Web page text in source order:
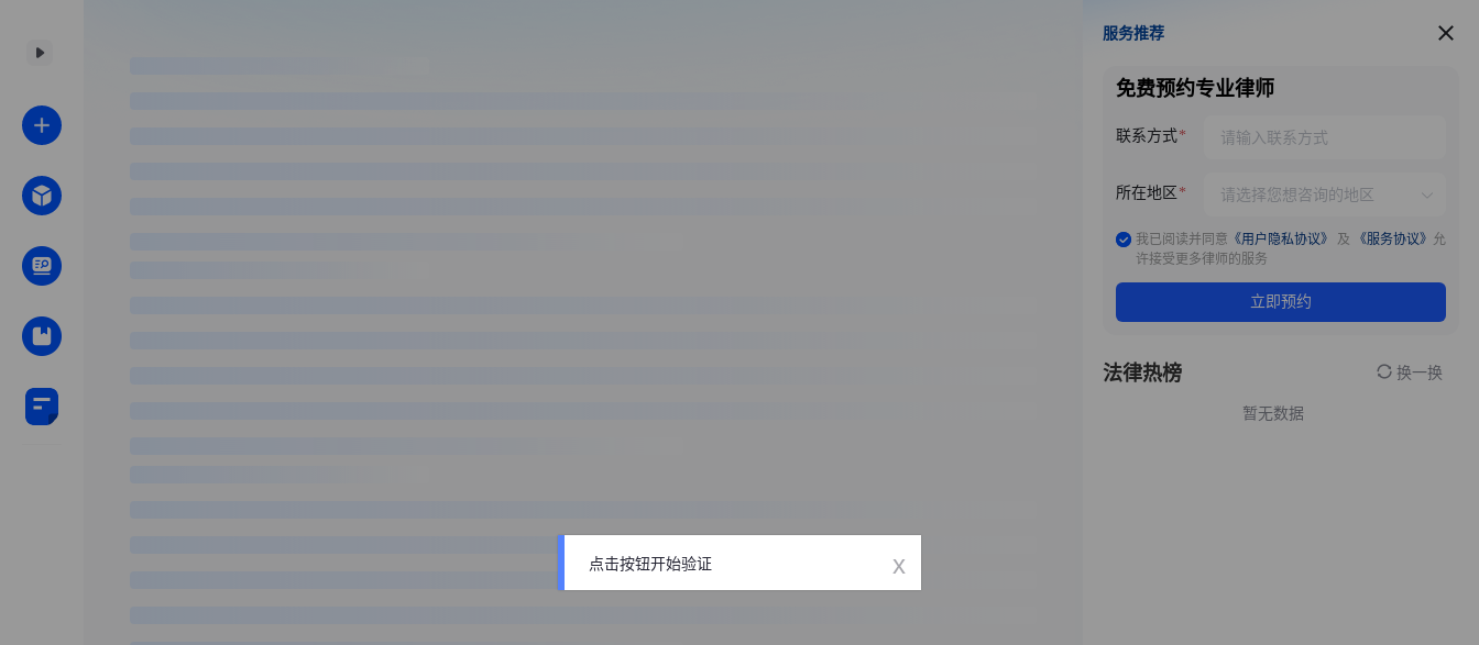
服务推荐
服务推荐
免费预约专业律师
联系方式
所在地区
我已阅读并同意 《用户隐私协议》 及 《服务协议》 允
许接受更多律师的服务
立即预约
法律热榜 换一换
暂无数据
点击按钮开始验证 x